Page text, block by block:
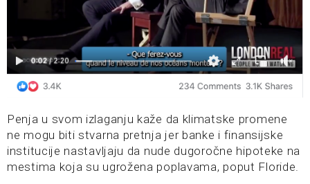
Penja u svom izlaganju kaže da klimatske promene
ne mogu biti stvarna pretnja jer banke i finansijske
institucije nastavljaju da nude dugoročne hipoteke na
mestima koja su ugrožena poplavama, poput Floride.